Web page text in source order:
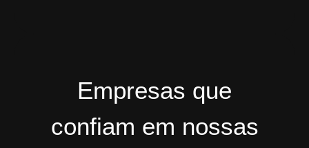
Empresas que
confiam em nossas